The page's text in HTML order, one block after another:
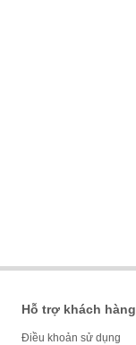
Hỗ trợ khách hàng
Điều khoản sử dụng